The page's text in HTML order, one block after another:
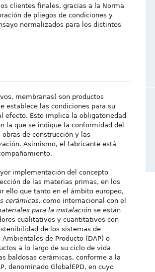
clientes finales, gracias a la Norma
de pliegos de condiciones y
normalizados para los distintos
membranas) son productos
establece las condiciones para su
efecto. Esto implica la obligatoriedad
la que se indique la conformidad del
de construcción y las
Asimismo, el fabricante está
implementación del concepto
de las materias primas, en los
ello que tanto en el ámbito europeo,
cerámicas, como internacional con el
para la instalación se están
cualitativos y cuantitativos con
de los sistemas de
de Producto (DAP) o
a lo largo de su ciclo de vida
baldosas cerámicas, conforme a la
denominado GlobalEPD, en cuyo